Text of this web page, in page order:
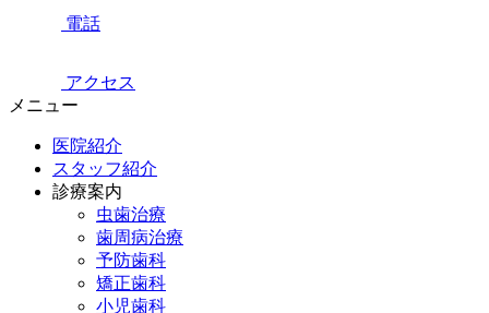
電話
アクセス
メニュー
医院紹介
スタッフ紹介
診療案内
虫歯治療
歯周病治療
予防歯科
矯正歯科
小児歯科